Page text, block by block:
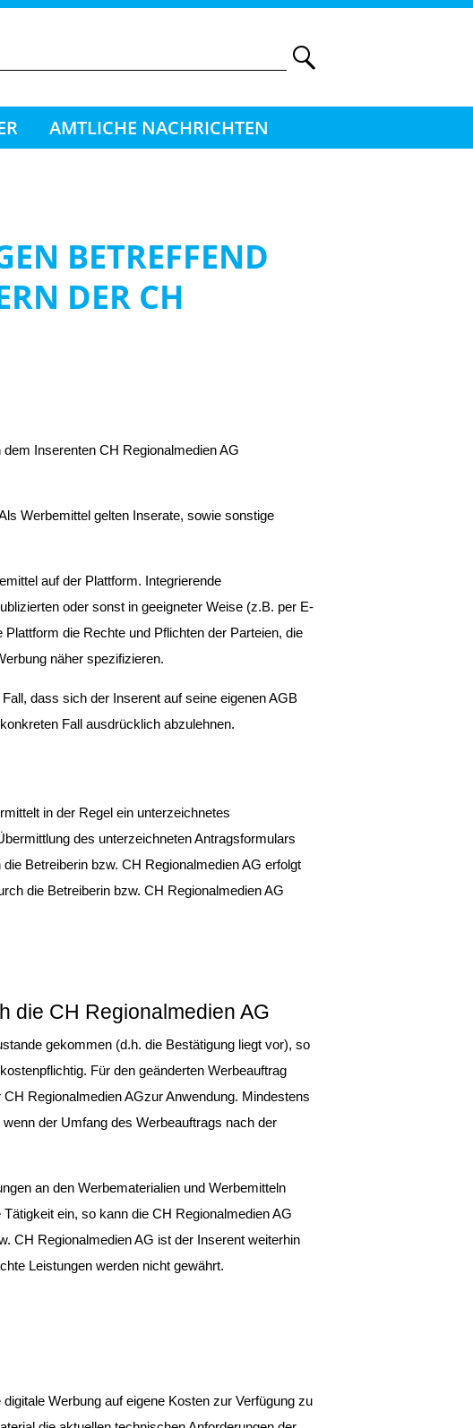
AMTLICHE NACHRICHTEN
BETREFFEND
DER CH
Inserenten CH Regionalmedien AG
Werbemittel gelten Inserate, sowie sonstige
auf der Plattform. Integrierende
oder sonst in geeigneter Weise (z.B. per E-
die Rechte und Pflichten der Parteien, die
näher spezifizieren.
dass sich der Inserent auf seine eigenen AGB
Fall ausdrücklich abzulehnen.
in der Regel ein unterzeichnetes
des unterzeichneten Antragsformulars
Betreiberin bzw. CH Regionalmedien AG erfolgt
die Betreiberin bzw. CH Regionalmedien AG
die CH Regionalmedien AG
gekommen (d.h. die Bestätigung liegt vor), so
Für den geänderten Werbeauftrag
Regionalmedien AGzur Anwendung. Mindestens
der Umfang des Werbeauftrags nach der
an den Werbematerialien und Werbemitteln
ein, so kann die CH Regionalmedien AG
CH Regionalmedien AG ist der Inserent weiterhin
Leistungen werden nicht gewährt.
Werbung auf eigene Kosten zur Verfügung zu